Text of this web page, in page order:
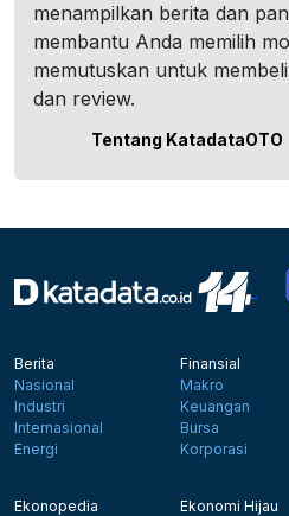
menampilkan berita dan
membantu Anda memilih
memutuskan untuk
dan review.
Tentang KatadataOTO
Berita
Nasional
Industri
Internasional
Energi
Finansial
Makro
Keuangan
Bursa
Korporasi
Ekonopedia
Ekonomi Hijau